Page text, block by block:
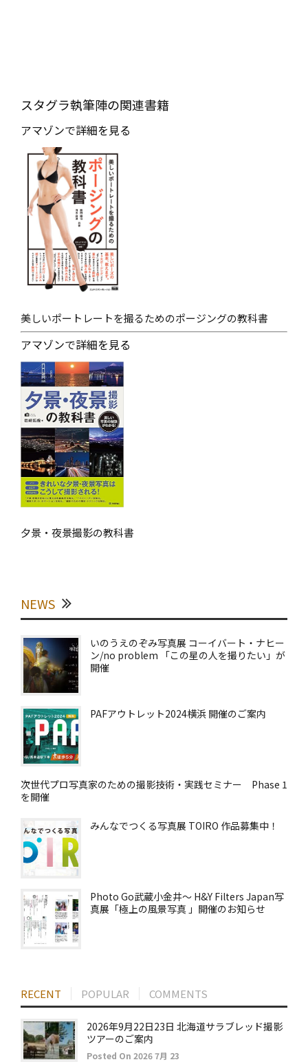
スタグラ執筆陣の関連書籍
アマゾンで詳細を見る
美しいポートレートを撮るためのポージングの教科書
アマゾンで詳細を見る
夕景・夜景撮影の教科書
NEWS
いのうえのぞみ写真展 コーイバート・ナヒー
ン/no problem 「この星の人を撮りたい」が
開催
PAFアウトレット2024横浜 開催のご案内
次世代プロ写真家のための撮影技術・実践セミナー Phase 1
を開催
みんなでつくる写真展 TOIRO 作品募集中！
Photo Go武蔵小金井～ H&Y Filters Japan写
真展「極上の風景写真 」開催のお知らせ
RECENT POPULAR COMMENTS
2026年9月22日23日 北海道サラブレッド撮影
ツアーのご案内
Posted On 2026 7月 23